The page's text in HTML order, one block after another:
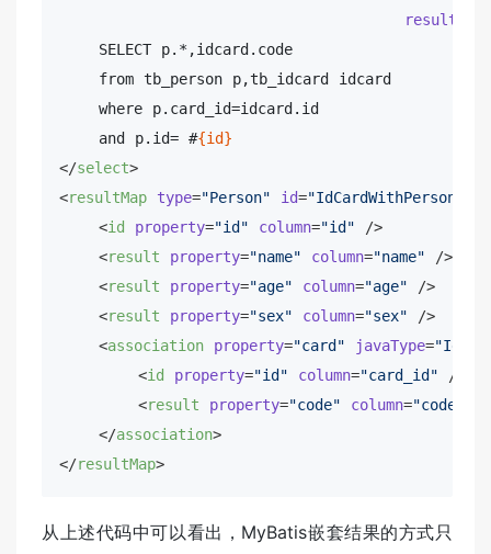
resultMap
    SELECT p.*,idcard.code
    from tb_person p,tb_idcard idcard
    where p.card_id=idcard.id
    and p.id= #
{id}
</select>
<resultMap type="Person" id=
<id property="id" column="id" />
<result property="name" column="name" />
<result property="age" column="age" />
<result property="sex" column="sex" />
<association property="card" javaType=
<id property="id" column="card_id" />
<result property="code" column="code"
</association>
</resultMap>
从上述代码中可以看出，MyBatis嵌套结果的方式只